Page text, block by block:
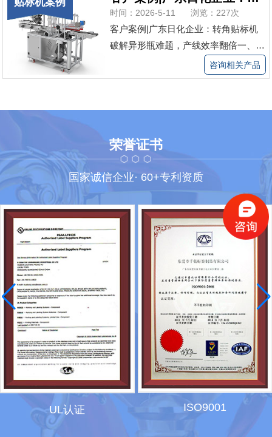
11”期间峰值可达日均5万单。对于这家
企业来说，每一张快递面单都...查看更
多>
时间：2026-5-11 浏览：227次
客户案例|广东日化企业：转角贴标机
破解异形瓶难题，产线效率翻倍一、异
形瓶的“漂亮烦恼”广东某知名日化用品
公司，主打洗发水、沐浴露、护发素等
国各大商超及电商平台。近年来，为打
款...查看更多>
咨询相关产品
荣誉证书
国家诚信企业· 60+专利资质
UL认证 ISO9001